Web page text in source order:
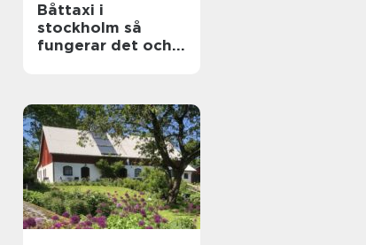
Båttaxi i
stockholm så
fungerar det och